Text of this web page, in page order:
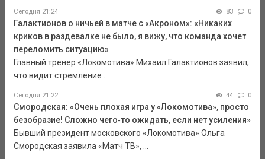
Сегодня 21:24 83 0
Галактионов о ничьей в матче с «Акроном»: «Никаких
криков в раздевалке не было, я вижу, что команда хочет
переломить ситуацию»
Главный тренер «Локомотива» Михаил Галактионов заявил,
что видит стремление ...
Сегодня 21:22 44 0
Смородская: «Очень плохая игра у «Локомотива», просто
безобразие! Сложно чего‑то ожидать, если нет усиления»
Бывший президент московского «Локомотива» Ольга
Смородская заявила «Матч ТВ», ...